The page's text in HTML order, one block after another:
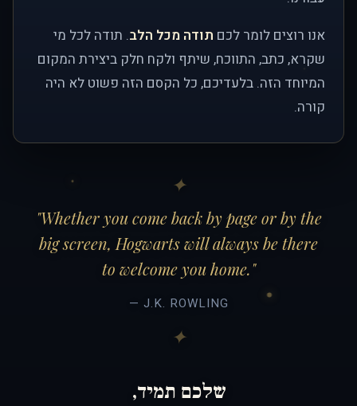
אנו רוצים לומר לכם תודה מכל הלב. תודה לכל מי
שקרא, כתב, התווכח, שיתף ולקח חלק ביצירת המקום
המיוחד הזה. בלעדיכם, כל הקסם הזה פשוט לא היה
קורה.
"Whether you come back by page or by the
big screen, Hogwarts will always be there
to welcome you home."
— J.K. ROWLING
שלכם תמיד,